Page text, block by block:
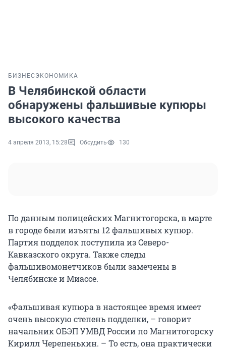
БИЗНЕС ЭКОНОМИКА
В Челябинской области
обнаружены фальшивые купюры
высокого качества
4 апреля 2013, 15:28 Обсудить 130
По данным полицейских Магнитогорска, в марте
в городе были изъяты 12 фальшивых купюр.
Партия подделок поступила из Северо-
Кавказского округа. Также следы
фальшивомонетчиков были замечены в
Челябинске и Миассе.
«Фальшивая купюра в настоящее время имеет
очень высокую степень подделки, – говорит
начальник ОБЭП УМВД России по Магнитогорску
Кирилл Черепенькин. – То есть, она практически